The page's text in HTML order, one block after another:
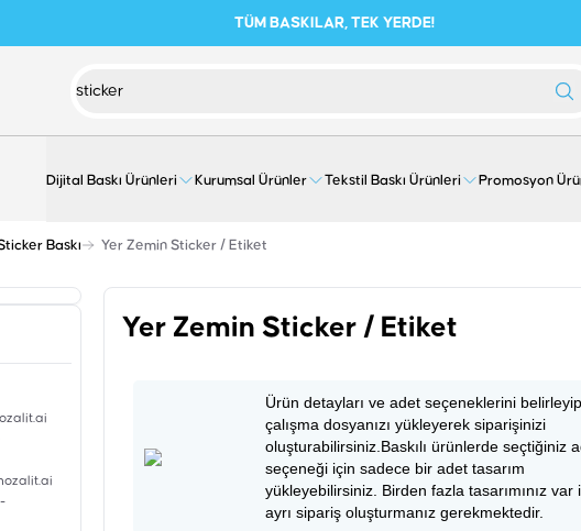
TÜM BASKILAR, TEK YERDE!
Dijital Baskı Ürünleri Kurumsal Ürünler Tekstil Baskı Ürünleri Promosyon
Baskı Yer Zemin Sticker / Etiket
Yer Zemin Sticker / Etiket
Ürün detayları ve adet seçeneklerini belirleyip
çalışma dosyanızı yükleyerek siparişinizi
oluşturabilirsiniz.Baskılı ürünlerde seçtiğiniz
seçeneği için sadece bir adet tasarım
yükleyebilirsiniz. Birden fazla tasarımınız var
ayrı sipariş oluşturmanız gerekmektedir.